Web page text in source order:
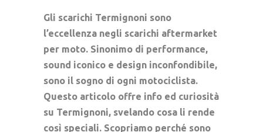
Gli scarichi Termignoni sono
l’eccellenza negli scarichi aftermarket
per moto. Sinonimo di performance,
sound iconico e design inconfondibile,
sono il sogno di ogni motociclista.
Questo articolo offre info ed curiosità
su Termignoni, svelando cosa li rende
così speciali. Scopriamo perché sono